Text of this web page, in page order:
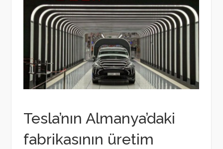
Tesla’nın Almanya’daki
fabrikasının üretim